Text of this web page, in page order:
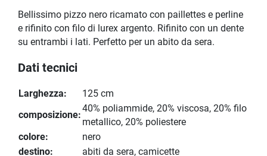
Bellissimo pizzo nero ricamato con paillettes e perline
e rifinito con filo di lurex argento. Rifinito con un dente
su entrambi i lati. Perfetto per un abito da sera.
Dati tecnici
Larghezza:
125 cm
composizione:
40% poliammide, 20% viscosa, 20% filo
metallico, 20% poliestere
colore:
nero
destino:
abiti da sera, camicette